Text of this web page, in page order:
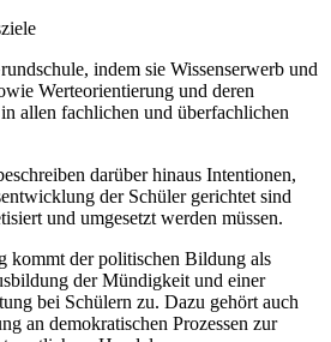
indem sie Wissenserwerb und
Werteorientierung und deren
allen fachlichen und überfachlichen
darüber hinaus Intentionen,
der Schüler gerichtet sind
und umgesetzt werden müssen.
kommt der politischen Bildung als
der Mündigkeit und einer
bei Schülern zu. Dazu gehört auch
an demokratischen Prozessen zur